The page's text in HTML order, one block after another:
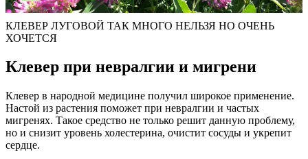
КЛЕВЕР ЛУГОВОЙ ТАК МНОГО НЕЛЬЗЯ НО ОЧЕНЬ
ХОЧЕТСЯ
Клевер при невралгии и мигрени
Клевер в народной медицине получил широкое применение.
Настой из растения поможет при невралгии и частых
мигренях. Такое средство не только решит данную проблему,
но и снизит уровень холестерина, очистит сосуды и укрепит
сердце.